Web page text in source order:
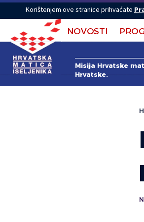
Korištenjem ove stranice prihvaćate
NOVOSTI
Misija Hrvatske
Hrvatske.